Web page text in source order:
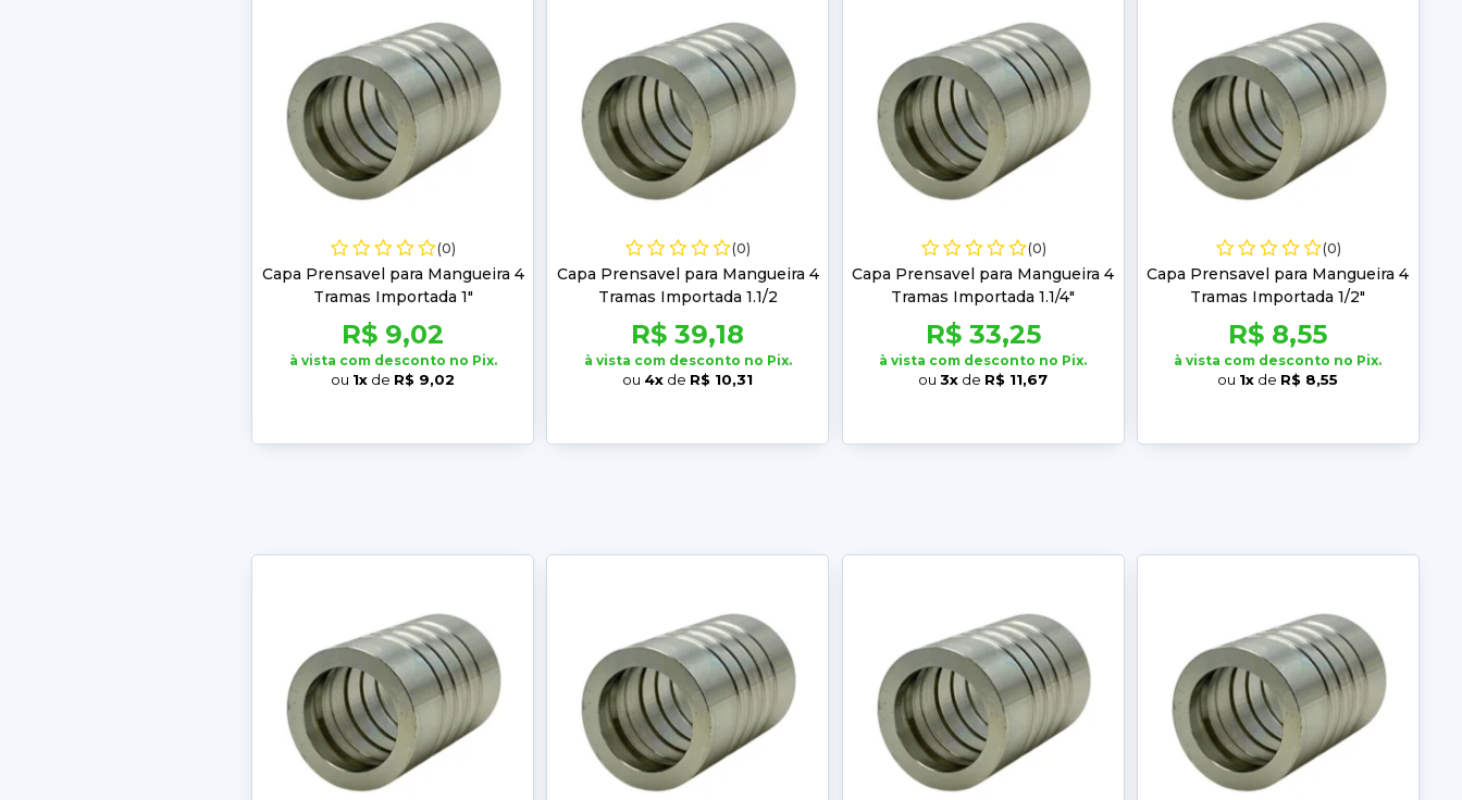
(0)
Capa Prensavel para Mangueira 4
Tramas Importada 1"
R$ 9,02
à vista com desconto no Pix.
ou 1x de R$ 9,02
(0)
Capa Prensavel para Mangueira 4
Tramas Importada 1.1/2
R$ 39,18
à vista com desconto no Pix.
ou 4x de R$ 10,31
(0)
Capa Prensavel para Mangueira 4
Tramas Importada 1.1/4"
R$ 33,25
à vista com desconto no Pix.
ou 3x de R$ 11,67
(0)
Capa Prensavel para Mangueira 4
Tramas Importada 1/2"
R$ 8,55
à vista com desconto no Pix.
ou 1x de R$ 8,55